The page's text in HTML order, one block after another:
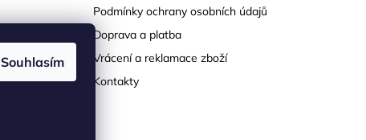
Souhlasím
Podmínky ochrany osobních údajů
Doprava a platba
Vrácení a reklamace zboží
Kontakty